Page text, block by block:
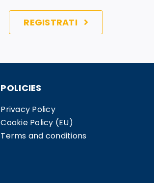
REGISTRATI
POLICIES
Privacy Policy
Cookie Policy (EU)
Terms and conditions